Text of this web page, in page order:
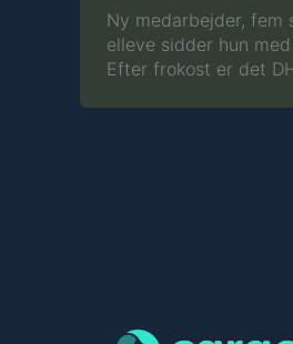
Ny medarbejder, fem
elleve sidder hun
Efter frokost er det